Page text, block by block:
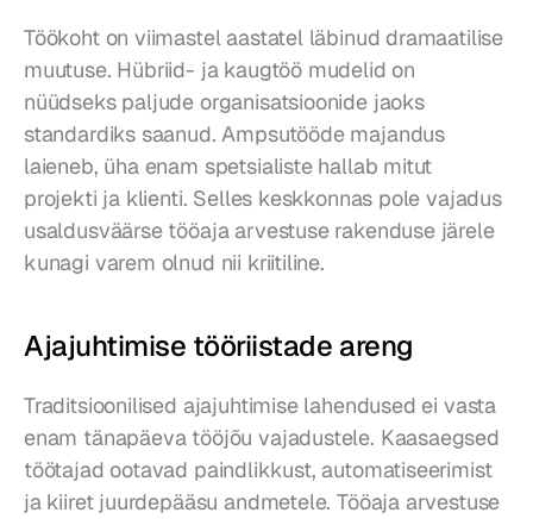
Töökoht on viimastel aastatel läbinud dramaatilise
muutuse. Hübriid- ja kaugtöö mudelid on
nüüdseks paljude organisatsioonide jaoks
standardiks saanud. Ampsutööde majandus
laieneb, üha enam spetsialiste hallab mitut
projekti ja klienti. Selles keskkonnas pole vajadus
usaldusväärse tööaja arvestuse rakenduse järele
kunagi varem olnud nii kriitiline.
Ajajuhtimise tööriistade areng
Traditsioonilised ajajuhtimise lahendused ei vasta
enam tänapäeva tööjõu vajadustele. Kaasaegsed
töötajad ootavad paindlikkust, automatiseerimist
ja kiiret juurdepääsu andmetele. Tööaja arvestuse